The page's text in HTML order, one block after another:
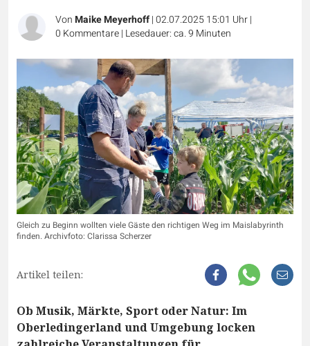
VonMaike Meyerhoff|02.07.2025 15:01 Uhr|
0 Kommentare| Lesedauer: ca. 9 Minuten
Gleich zu Beginn wollten viele Gäste den richtigen Weg im Maislabyrinth
finden. Archivfoto: Clarissa Scherzer
Artikel teilen:
Ob Musik, Märkte, Sport oder Natur: Im
Oberledingerland und Umgebung locken